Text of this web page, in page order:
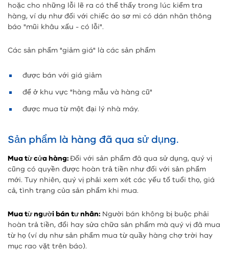
hoặc cho những lỗi lẽ ra có thể thấy trong lúc kiểm tra
hàng, ví dụ như đối với chiếc áo sơ mi có dán nhãn thông
báo "mũi khâu xấu - có lỗi".
Các sản phẩm "giảm giá" là các sản phẩm
được bán với giá giảm
để ở khu vực "hàng mẫu và hàng cũ"
được mua từ một đại lý nhà máy.
Sản phẩm là hàng đã qua sử dụng.
Mua từ cửa hàng:Đối với sản phẩm đã qua sử dụng, quý vị
cũng có quyền được hoàn trả tiền như đối với sản phẩm
mới. Tuy nhiên, quý vị phải xem xét các yếu tố tuổi thọ, giá
cả, tình trạng của sản phẩm khi mua.
Mua từ người bán tư nhân: Người bán không bị buộc phải
hoàn trả tiền, đổi hay sửa chữa sản phẩm mà quý vị đã mua
từ họ (ví dụ như sản phẩm mua từ quầy hàng chợ trời hay
mục rao vặt trên báo).